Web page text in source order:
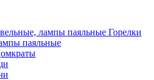
Горелки
паяльные